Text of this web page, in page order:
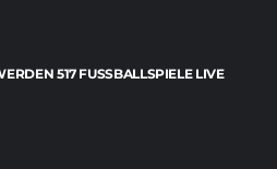
517 FUSSBALLSPIELE LIVE Ü